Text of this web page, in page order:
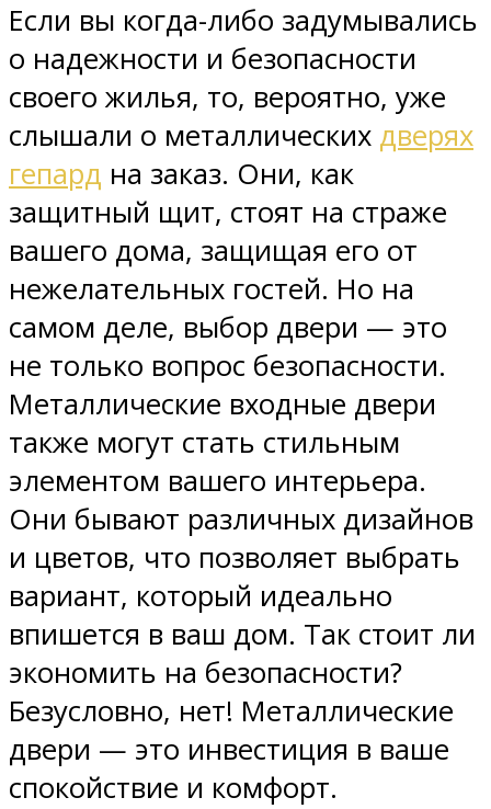
Если вы когда-либо задумывались
о надежности и безопасности
своего жилья, то, вероятно, уже
слышали о металлических дверях
гепард на заказ. Они, как
защитный щит, стоят на страже
вашего дома, защищая его от
нежелательных гостей. Но на
самом деле, выбор двери — это
не только вопрос безопасности.
Металлические входные двери
также могут стать стильным
элементом вашего интерьера.
Они бывают различных дизайнов
и цветов, что позволяет выбрать
вариант, который идеально
впишется в ваш дом. Так стоит ли
экономить на безопасности?
Безусловно, нет! Металлические
двери — это инвестиция в ваше
спокойствие и комфорт.